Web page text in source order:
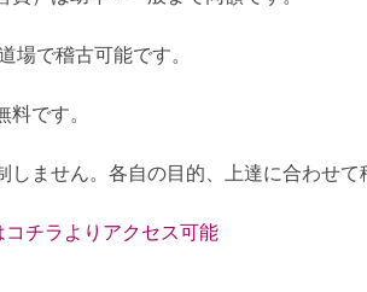
場で稽古可能です。
です。
しません。各自の目的、上達に合わせ
チラよりアクセス可能